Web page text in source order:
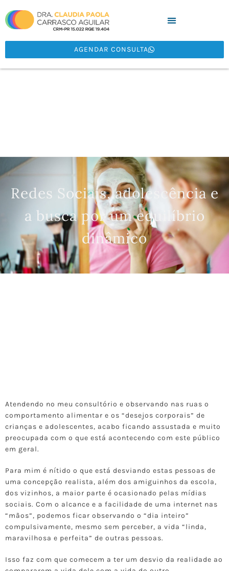
AGENDAR CONSULTA
Redes Sociais, adolescência e
a busca por um equilíbrio
dinâmico
Atendendo no meu consultório e observando nas ruas o
comportamento alimentar e os “desejos corporais” de
crianças e adolescentes, acabo ficando assustada e muito
preocupada com o que está acontecendo com este público
em geral.
Para mim é nítido o que está desviando estas pessoas de
uma concepção realista, além dos amiguinhos da escola,
dos vizinhos, a maior parte é ocasionado pelas mídias
sociais. Com o alcance e a facilidade de uma internet nas
“mãos”, podemos ficar observando o “dia inteiro”
compulsivamente, mesmo sem perceber, a vida “linda,
maravilhosa e perfeita” de outras pessoas.
Isso faz com que comecem a ter um desvio da realidade ao